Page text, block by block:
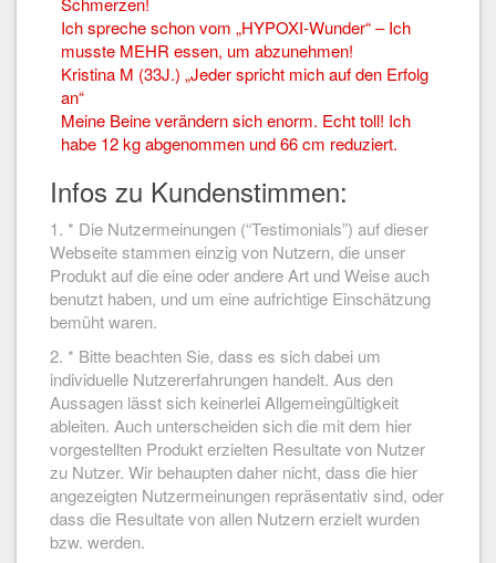
Ich spreche schon vom „HYPOXI-Wunder“ – Ich
musste MEHR essen, um abzunehmen!
Kristina M (33J.) „Jeder spricht mich auf den Erfolg
an“
Meine Beine verändern sich enorm. Echt toll! Ich
habe 12 kg abgenommen und 66 cm reduziert.
Infos zu Kundenstimmen:
1. * Die Nutzermeinungen (“Testimonials”) auf dieser
Webseite stammen einzig von Nutzern, die unser
Produkt auf die eine oder andere Art und Weise auch
benutzt haben, und um eine aufrichtige Einschätzung
bemüht waren.
2. * Bitte beachten Sie, dass es sich dabei um
individuelle Nutzererfahrungen handelt. Aus den
Aussagen lässt sich keinerlei Allgemeingültigkeit
ableiten. Auch unterscheiden sich die mit dem hier
vorgestellten Produkt erzielten Resultate von Nutzer
zu Nutzer. Wir behaupten daher nicht, dass die hier
angezeigten Nutzermeinungen repräsentativ sind, oder
dass die Resultate von allen Nutzern erzielt wurden
bzw. werden.